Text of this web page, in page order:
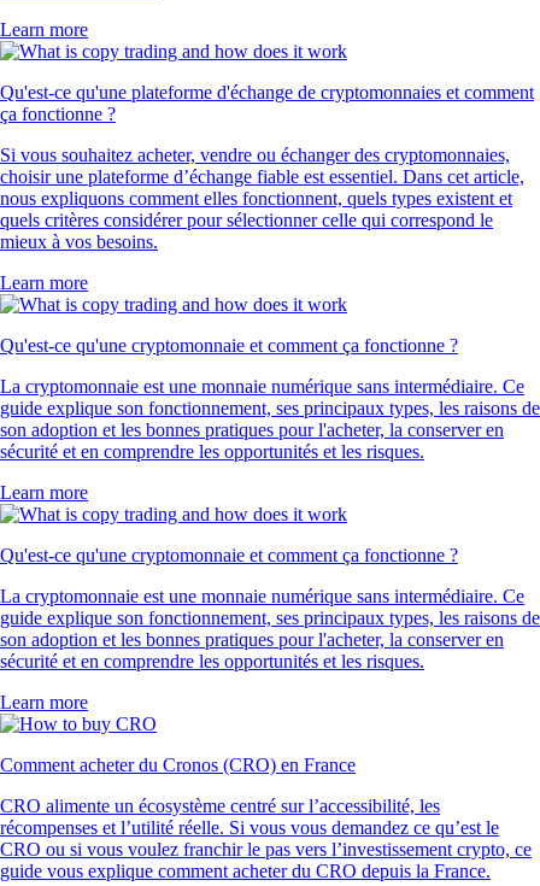
Learn more
Qu'est-ce qu'une plateforme d'échange de cryptomonnaies et comment
ça fonctionne ?
Si vous souhaitez acheter, vendre ou échanger des cryptomonnaies,
choisir une plateforme d’échange fiable est essentiel. Dans cet article,
nous expliquons comment elles fonctionnent, quels types existent et
quels critères considérer pour sélectionner celle qui correspond le
mieux à vos besoins.
Learn more
Qu'est-ce qu'une cryptomonnaie et comment ça fonctionne ?
La cryptomonnaie est une monnaie numérique sans intermédiaire. Ce
guide explique son fonctionnement, ses principaux types, les raisons de
son adoption et les bonnes pratiques pour l'acheter, la conserver en
sécurité et en comprendre les opportunités et les risques.
Learn more
Qu'est-ce qu'une cryptomonnaie et comment ça fonctionne ?
La cryptomonnaie est une monnaie numérique sans intermédiaire. Ce
guide explique son fonctionnement, ses principaux types, les raisons de
son adoption et les bonnes pratiques pour l'acheter, la conserver en
sécurité et en comprendre les opportunités et les risques.
Learn more
Comment acheter du Cronos (CRO) en France
CRO alimente un écosystème centré sur l’accessibilité, les
récompenses et l’utilité réelle. Si vous vous demandez ce qu’est le
CRO ou si vous voulez franchir le pas vers l’investissement crypto, ce
guide vous explique comment acheter du CRO depuis la France.